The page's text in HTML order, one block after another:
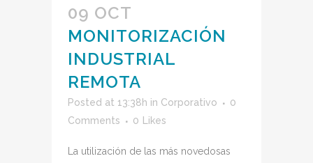
09 OCT
MONITORIZACIÓN
INDUSTRIAL
REMOTA
Posted at 13:38h in Corporativo
0
Comments
0 Likes
La utilización de las más novedosas